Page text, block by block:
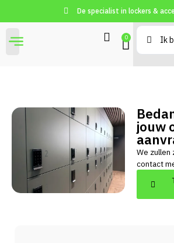
De specialist in lockers &
0
jouw
We zullen
contact